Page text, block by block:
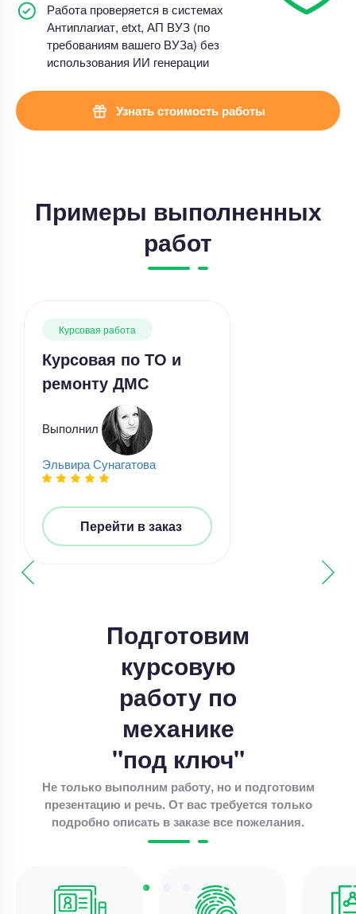
Работа проверяется в системах
Антиплагиат, etxt, АП ВУЗ (по
требованиям вашего ВУЗа) без
использования ИИ генерации
Узнать стоимость работы
Примеры выполненных
работ
Курсовая работа
Курсовая по ТО и
ремонту ДМС
Выполнил
Эльвира Сунагатова
Перейти в заказ
Подготовим
курсовую
работу по
механике
"под ключ"
Не только выполним работу, но и подготовим
презентацию и речь. От вас требуется только
подробно описать в заказе все пожелания.
Цена 5600 ₽
8 минут назад
Курсовая работа
Курсовая работа – Диагностика неисправностей
в автомобиле
Уникальность50%
Срок выполнения
Написать теоретическую часть курсовой
70%
Срок выполнения 7 дней
Курсовая работа
организация учета кассовых операций
Срок выполнения
7 дней